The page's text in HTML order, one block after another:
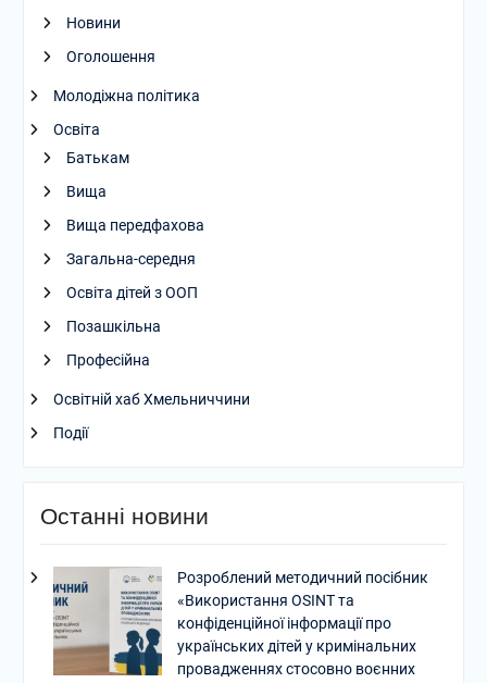
Новини
Оголошення
Молодіжна політика
Освіта
Батькам
Вища
Вища передфахова
Загальна-середня
Освіта дітей з ООП
Позашкільна
Професійна
Освітній хаб Хмельниччини
Події
Останні новини
Розроблений методичний посібник
«Використання OSINT та
конфіденційної інформації про
українських дітей у кримінальних
провадженнях стосовно воєнних